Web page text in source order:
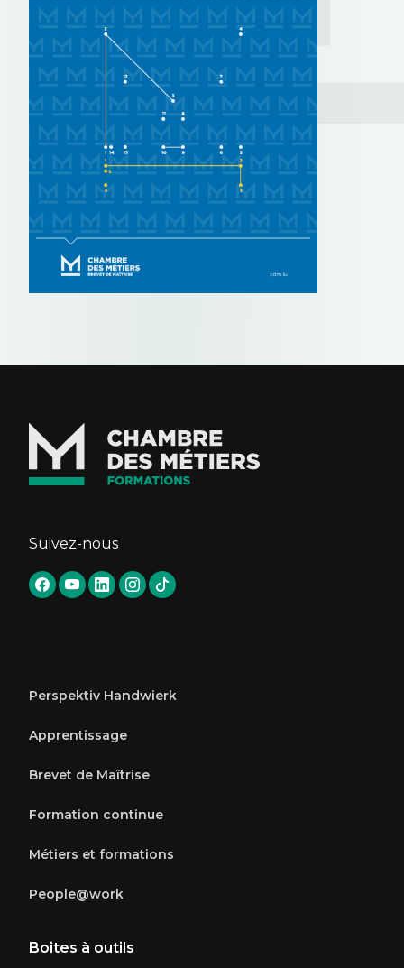
Suivez-nous
Perspektiv Handwierk
Apprentissage
Brevet de Maîtrise
Formation continue
Métiers et formations
People@work
Boites à outils